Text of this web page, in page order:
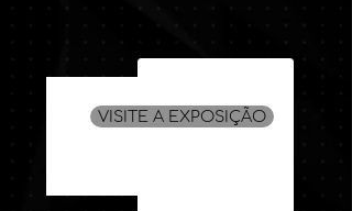
VISITE A EXPOSIÇÃO